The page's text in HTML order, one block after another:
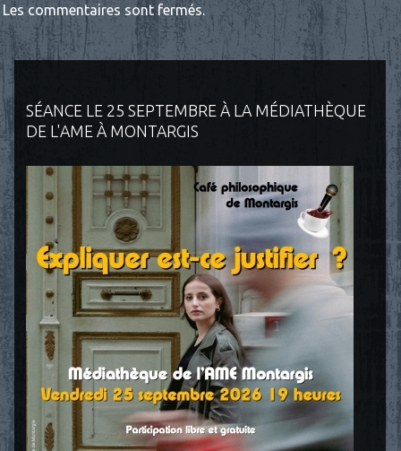
SÉANCE LE 25 SEPTEMBRE À LA MÉDIATHÈQUE
DE L'AME À MONTARGIS
Les commentaires sont fermés.